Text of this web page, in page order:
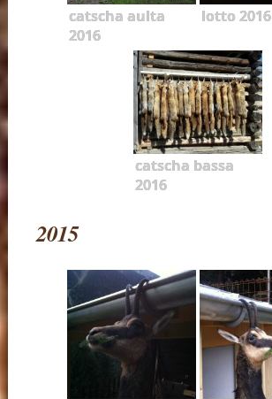
catscha aulta
2016
lotto 2016
catscha bassa
2016
2015